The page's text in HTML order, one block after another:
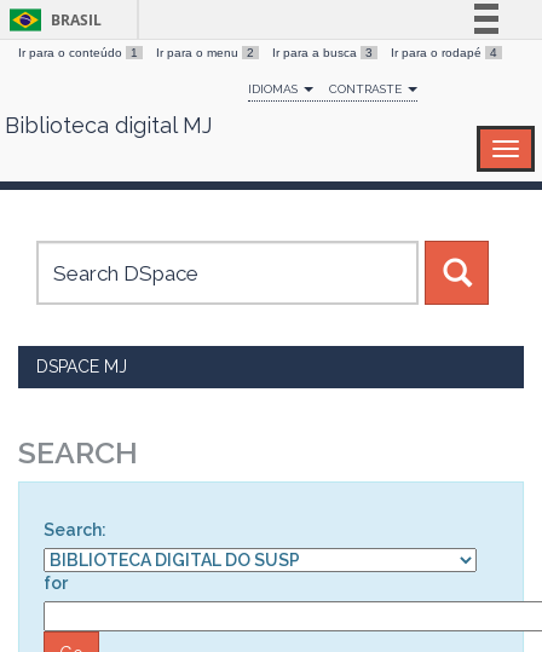
Skip
BRASIL
Simplifique!
Comunica BR
Canais
Ir para o conteúdo 1 Ir para o menu 2 Ir para a busca 3 Ir para o rodapé 4
IDIOMAS CONTRASTE
Biblioteca digital MJ
DSPACE MJ
SEARCH
Search:
for